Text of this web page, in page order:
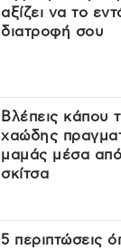
αξίζει να το
διατροφή σου
Βλέπεις κάπου
χαώδης
μαμάς μέσα από
σκίτσα
5 περιπτώσεις